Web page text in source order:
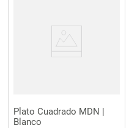
Plato Cuadrado MDN |
Blanco